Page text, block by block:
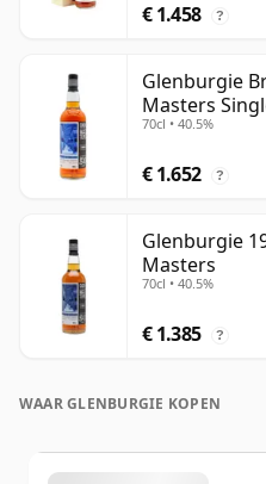
€ 1.458 ?
Glenburgie
Masters
jaar oud
70cl • 40.5%
€ 1.652 ?
Glenburgie
Masters
70cl • 40.5%
€ 1.385 ?
WAAR GLENBURGIE KOPEN